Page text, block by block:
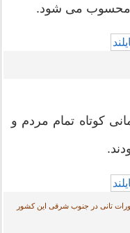
محسوب می شود.
تمام مردم و
در جنوب شرقی این کشور